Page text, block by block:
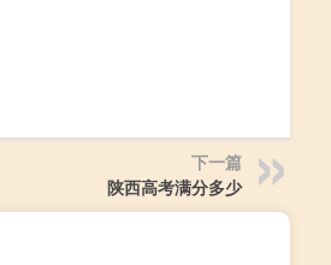
下一篇
陕西高考满分多少